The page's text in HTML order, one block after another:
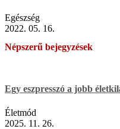
Egészség
2022. 05. 16.
Népszerű bejegyzések
Egy eszpresszó a jobb
Életmód
2025. 11. 26.